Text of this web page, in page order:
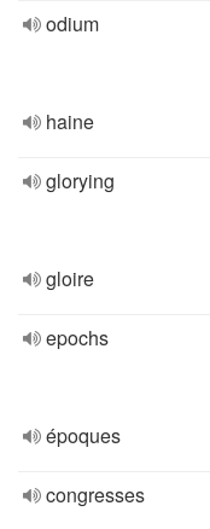
odium
haine
glorying
gloire
epochs
époques
congresses